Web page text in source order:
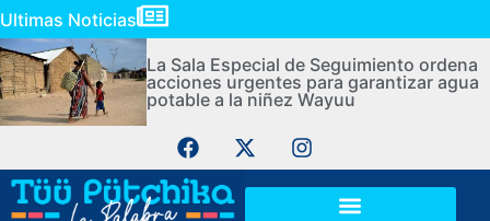
Ultimas Noticias
La Sala Especial de Seguimiento ordena
acciones urgentes para garantizar agua
potable a la niñez Wayuu